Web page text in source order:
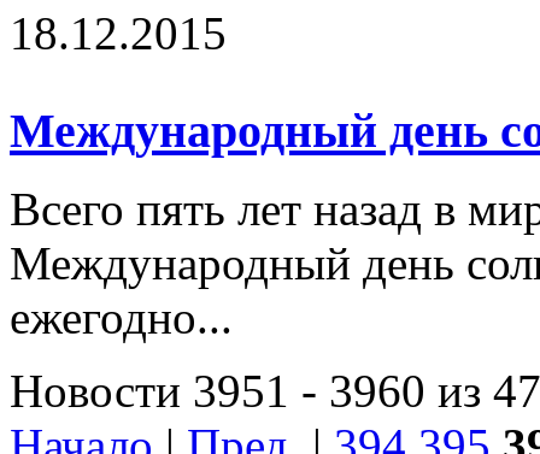
18.12.2015
Международный день
Всего пять лет назад в
Международный день
ежегодно...
Новости 3951 - 3960 из